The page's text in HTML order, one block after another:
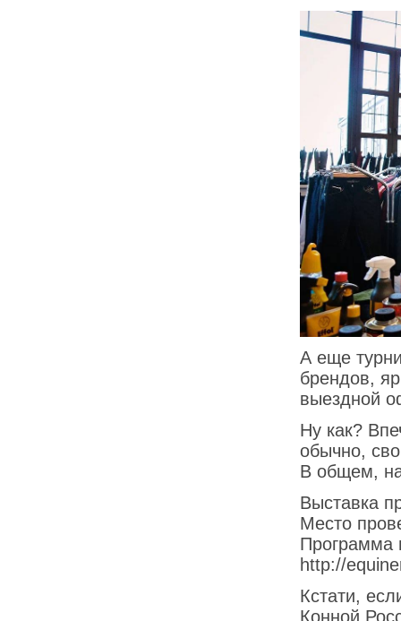
А еще
брендов,
выездной
Ну как?
обычно,
В общем,
Выставка
Место
Программа
http://
Кстати,
Конной